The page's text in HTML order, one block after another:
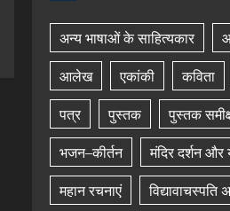
अन्य भाषाओं के साहित्यकार
आलेख
एकांकी कविता
पत्र
पुस्तक पुस्तक
भजन–कीर्तन
मंदिर दर्शन और
महान रचनाएं